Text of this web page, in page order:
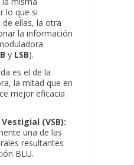
lo que si
ellas, la otra
la información
y LSB).
es el de la
la mitad que en
mejor eficacia
(VSB):
una de las
resultantes
BLU.